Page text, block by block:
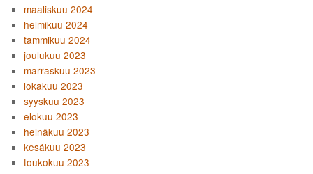
maaliskuu 2024
helmikuu 2024
tammikuu 2024
joulukuu 2023
marraskuu 2023
lokakuu 2023
syyskuu 2023
elokuu 2023
heinäkuu 2023
kesäkuu 2023
toukokuu 2023